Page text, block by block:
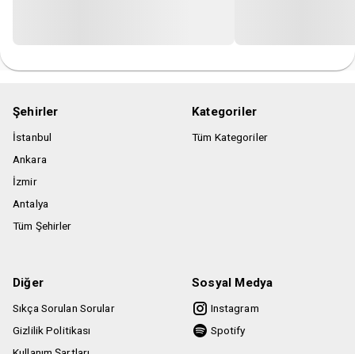
Şehirler
İstanbul
Ankara
İzmir
Antalya
Tüm Şehirler
Kategoriler
Tüm Kategoriler
Diğer
Sıkça Sorulan Sorular
Gizlilik Politikası
Sosyal Medya
Instagram
Spotify